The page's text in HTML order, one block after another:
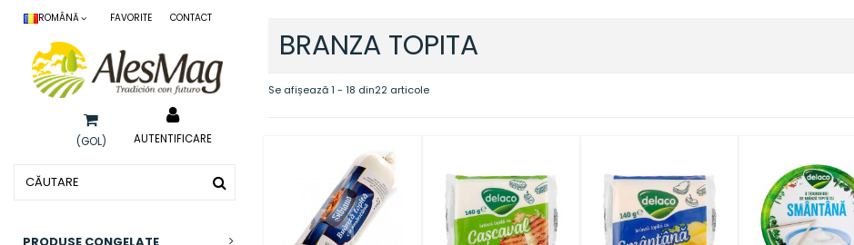
ROMÂNĂ FAVORITE CONTACT
(GOL) AUTENTIFICARE
BRANZA TOPITA
Se afișează 1 - 18 din22 articole